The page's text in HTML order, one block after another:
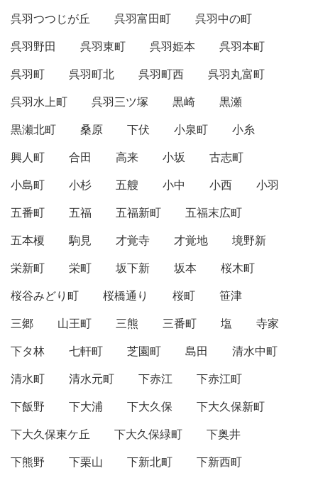
呉羽つつじが丘
呉羽富田町
呉羽中の町
呉羽野田
呉羽東町 呉羽姫本
呉羽本町
呉羽町
呉羽町北 呉羽町西
呉羽丸富町
呉羽水上町
呉羽三ツ塚 黒崎
黒瀬
黒瀬北町
桑原 下伏 小泉町
小糸
興人町
合田 高来 小坂
古志町
小島町
小杉 五艘 小中 小西
小羽
五番町
五福 五福新町
五福末広町
五本榎
駒見 才覚寺 才覚地
境野新
栄新町
栄町 坂下新 坂本
桜木町
桜谷みどり町
桜橋通り 桜町
笹津
三郷
山王町 三熊 三番町 塩
寺家
下タ林
七軒町 芝園町 島田
清水中町
清水町
清水元町 下赤江
下赤江町
下飯野
下大浦 下大久保
下大久保新町
下大久保東ケ丘
下大久保緑町
下奥井
下熊野
下栗山 下新北町
下新西町